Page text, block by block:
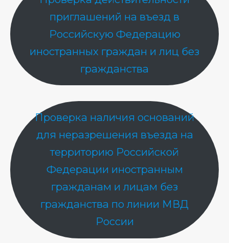
приглашений на въезд в
Российскую Федерацию
иностранных граждан и лиц без
гражданства
Проверка наличия оснований
для неразрешения въезда на
территорию Российской
Федерации иностранным
гражданам и лицам без
гражданства по линии МВД
России